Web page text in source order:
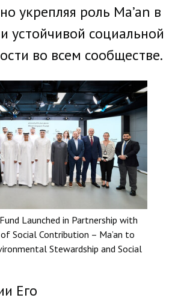
укрепляя роль Ma’an в
устойчивой социальной
во всем сообществе.
Launched in Partnership with
Social Contribution – Ma’an to
Stewardship and Social
Его